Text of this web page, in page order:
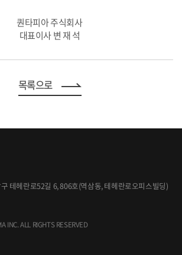
퀀타피아 주식회사
대표이사 변 재 석
목록으로
테헤란로52길 6, 806호(역삼동, 테헤란로오피스빌딩)
INC. ALL RIGHTS RESERVED